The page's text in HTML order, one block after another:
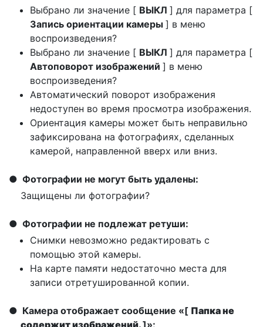
Выбрано ли значение [ ВЫКЛ ] для параметра [
Запись ориентации камеры ] в меню
воспроизведения?
Выбрано ли значение [ ВЫКЛ ] для параметра [
Автоповорот изображений ] в меню
воспроизведения?
Автоматический поворот изображения
недоступен во время просмотра изображения.
Ориентация камеры может быть неправильно
зафиксирована на фотографиях, сделанных
камерой, направленной вверх или вниз.
Фотографии не могут быть удалены:
Защищены ли фотографии?
Фотографии не подлежат ретуши:
Снимки невозможно редактировать с
помощью этой камеры.
На карте памяти недостаточно места для
записи отретушированной копии.
Камера отображает сообщение «[ Папка не
содержит изображений.]»: